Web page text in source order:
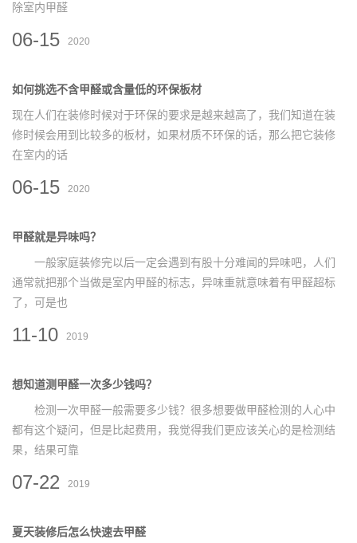
除室内甲醛
06-15 2020
如何挑选不含甲醛或含量低的环保板材
现在人们在装修时候对于环保的要求是越来越高了，我们知道在装
修时候会用到比较多的板材，如果材质不环保的话，那么把它装修
在室内的话
06-15 2020
甲醛就是异味吗？
一般家庭装修完以后一定会遇到有股十分难闻的异味吧，人们
通常就把那个当做是室内甲醛的标志，异味重就意味着有甲醛超标
了，可是也
11-10 2019
想知道测甲醛一次多少钱吗？
检测一次甲醛一般需要多少钱？很多想要做甲醛检测的人心中
都有这个疑问，但是比起费用，我觉得我们更应该关心的是检测结
果，结果可靠
07-22 2019
夏天装修后怎么快速去甲醛